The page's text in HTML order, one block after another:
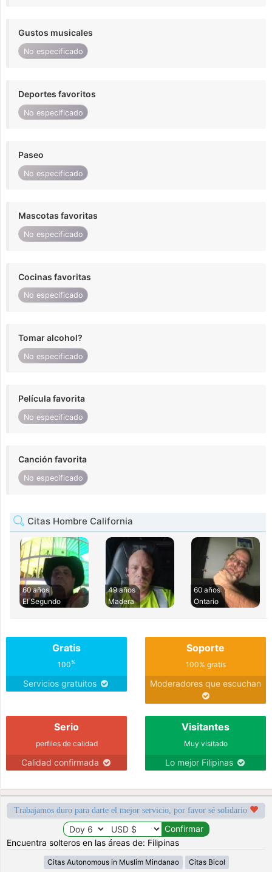
Gustos musicales
No especificado
Deportes favoritos
No especificado
Paseo
No especificado
Mascotas favoritas
No especificado
Cocinas favoritas
No especificado
Tomar alcohol?
No especificado
Película favorita
No especificado
Canción favorita
No especificado
Citas Hombre California
60 años
El Segundo
49 años
Madera
60 años
Ontario
Gratis
100%
Servicios gratuitos
Soporte
100% gratis
Moderadores que escuchan
Serio
perfiles de calidad
Calidad confirmada
Visitantes
Muy visitado
Lo mejor Filipinas
Trabajamos duro para darte el mejor servicio, por favor sé solidario
Encuentra solteros en las áreas de: Filipinas
Citas Autonomous in Muslim Mindanao Citas Bicol